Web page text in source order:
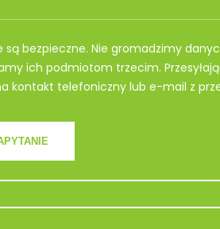
są bezpieczne. Nie gromadzimy
ich podmiotom trzecim.
kontakt telefoniczny lub e-mail z